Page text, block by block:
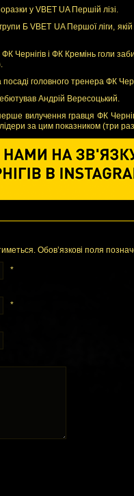
у VBET UA Першій лізі.
Б VBET UA Першої ліги, якій
Чернігів і ФК Кремінь голи
головного тренера ФК
Андрій Вересоцький.
вилучення гравця ФК
за цим показником (три
Обов’язкові поля
*
*